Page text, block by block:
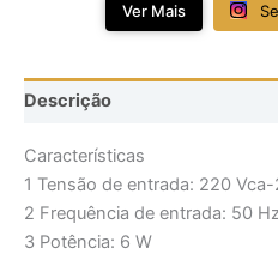
Ver Mais
Descrição
Características
1 Tensão de entrada: 220
2 Frequência de entrada: 50
3 Potência: 6 W